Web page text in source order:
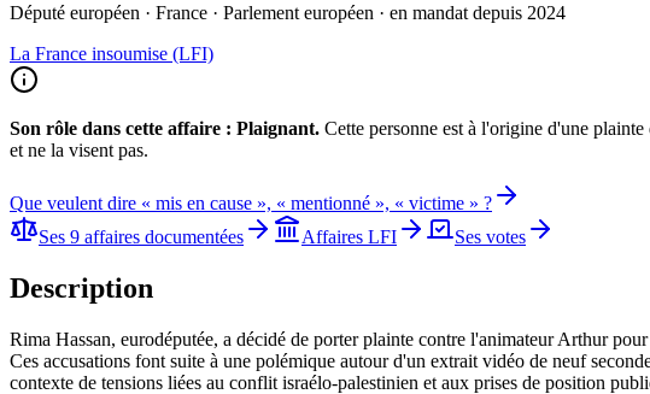
Député européen · France · Parlement européen · en mandat depuis 2024
La France insoumise (LFI)
Son rôle dans cette affaire : Plaignant. Cette personne est à l'origine d'une
et ne la visent pas.
Que veulent dire « mis en cause », « mentionné », « victime » ?
Ses 9 affaires documentées
Affaires LFI Ses votes
Description
Rima Hassan, eurodéputée, a décidé de porter plainte contre l'animateur Arthur
Ces accusations font suite à une polémique autour d'un extrait vidéo de neuf
contexte de tensions liées au conflit israélo-palestinien et aux prises de position